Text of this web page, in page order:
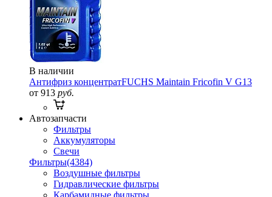
В наличии
Антифриз концентратFUCHS Maintain Fricofin V G13
от 913 руб.
Автозапчасти
Фильтры
Аккумуляторы
Свечи
Фильтры(4384)
Воздушные фильтры
Гидравлические фильтры
Карбамидные фильтры